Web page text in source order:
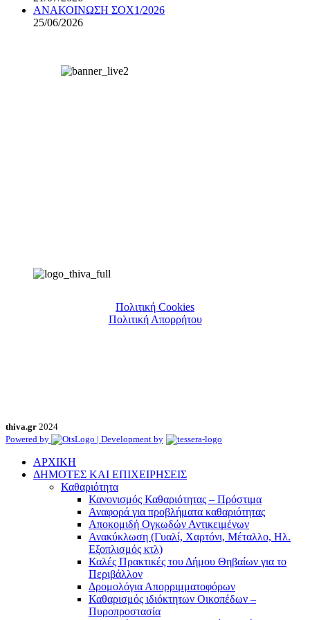
ΑΝΑΚΟΙΝΩΣΗ ΣΟΧ1/2026
25/06/2026
Πολιτική Cookies
Πολιτική Απορρήτου
thiva.gr 2024
Powered by
| Development by
ΑΡΧΙΚΗ
ΔΗΜΟΤΕΣ ΚΑΙ ΕΠΙΧΕΙΡΗΣΕΙΣ
Καθαριότητα
Κανονισμός Καθαριότητας – Πρόστιμα
Αναφορά για προβλήματα καθαριότητας
Αποκομιδή Ογκωδών Αντικειμένων
Ανακύκλωση (Γυαλί, Χαρτόνι, Μέταλλο, Ηλ.
Εξοπλισμός κτλ)
Καλές Πρακτικές του Δήμου Θηβαίων για το
Περιβάλλον
Δρομολόγια Απορριμματοφόρων
Καθαρισμός ιδιόκτητων Οικοπέδων –
Πυροπροστασία